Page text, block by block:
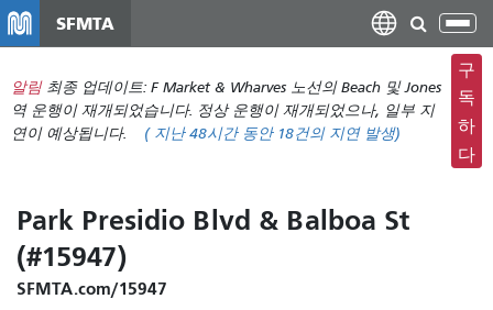
텐
츠
로
뛰
SFMTA
탐
색
메
뉴
전
환
알림 최종 업데이트: F Market & Wharves 노선의 Beach 및 Jones
역 운행이 재개되었습니다. 정상 운행이 재개되었으나, 일부 지
연이 예상됩니다.
( 지난 48시간 동안 18건의 지연 발생)
구
독
하
다
Park Presidio Blvd & Balboa St
(#15947)
SFMTA.com/15947